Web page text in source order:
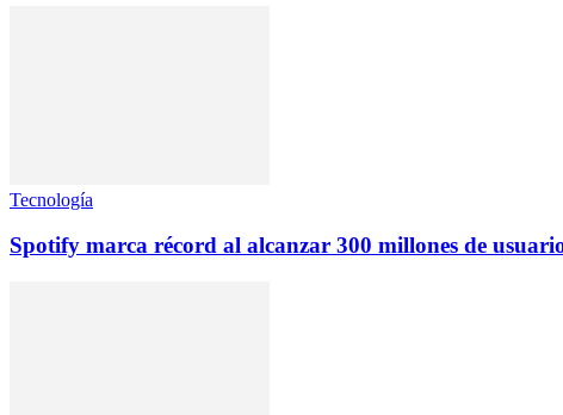
Tecnología
Spotify marca récord al alcanzar 300 millones de